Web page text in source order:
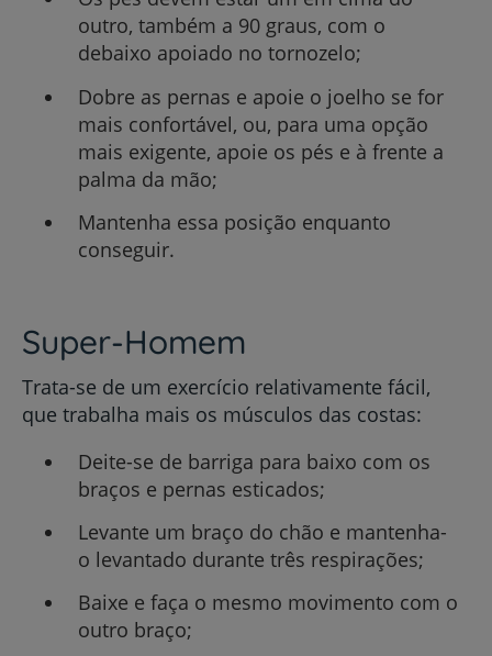
outro, também a 90 graus, com o
debaixo apoiado no tornozelo;
Dobre as pernas e apoie o joelho se for
mais confortável, ou, para uma opção
mais exigente, apoie os pés e à frente a
palma da mão;
Mantenha essa posição enquanto
conseguir.
Super-Homem
Trata-se de um exercício relativamente fácil,
que trabalha mais os músculos das costas:
Deite-se de barriga para baixo com os
braços e pernas esticados;
Levante um braço do chão e mantenha-
o levantado durante três respirações;
Baixe e faça o mesmo movimento com o
outro braço;